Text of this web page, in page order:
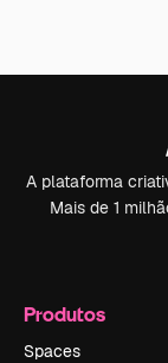
A plataforma
Mais de 1
Produtos
Spaces